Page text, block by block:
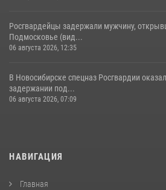
Росгвардейцы задержали мужчину,
Подмосковье (вид...
06 августа 2026, 12:35
В Новосибирске спецназ Росгвардии
задержании под...
06 августа 2026, 07:09
НАВИГАЦИЯ
Главная